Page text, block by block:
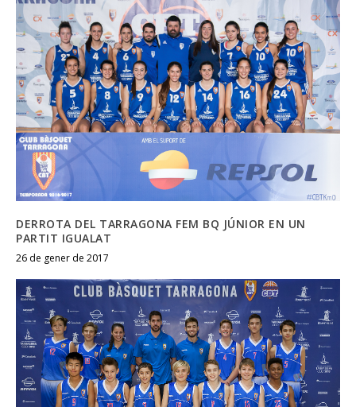
DERROTA DEL TARRAGONA FEM BQ JÚNIOR EN UN
PARTIT IGUALAT
26 de gener de 2017